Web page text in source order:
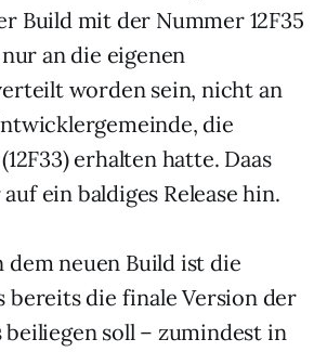
Build mit der Nummer 12F35
an die eigenen
worden sein, nicht an
die
(12F33) erhalten hatte. Daas
ein baldiges Release hin.
dem neuen Build ist die
bereits die finale Version der
beiliegen soll – zumindest in